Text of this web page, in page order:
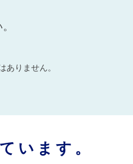
りません。
います。